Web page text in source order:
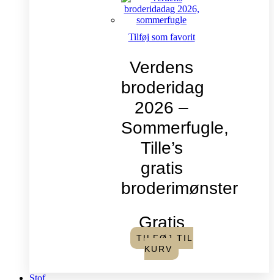
Tilføj som favorit
Verdens
broderidag
2026 –
Sommerfugle,
Tille’s
gratis
broderimønster
Gratis
TILFØJ TIL
KURV
Stof